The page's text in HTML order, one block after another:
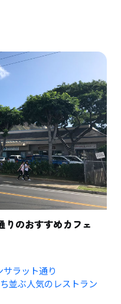
りのおすすめカフェ
ラット通り
並ぶ人気のレストラン